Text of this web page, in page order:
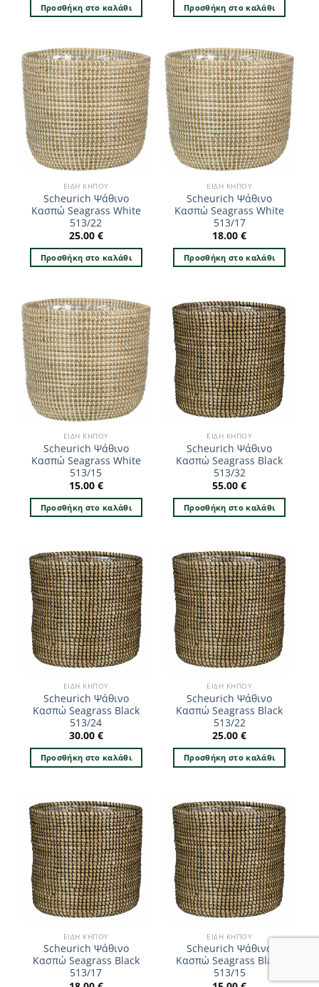
Προσθήκη στο καλάθι Προσθήκη στο καλάθι
ΕΊΔΗ ΚΉΠΟΥ
Scheurich Ψάθινο
Κασπώ Seagrass White
513/22
25.00 €
Προσθήκη στο καλάθι
ΕΊΔΗ ΚΉΠΟΥ
Scheurich Ψάθινο
Κασπώ Seagrass White
513/17
18.00€
Προσθήκη στο καλάθι
ΕΊΔΗ ΚΉΠΟΥ
Scheurich Ψάθινο
Κασπώ Seagrass White
513/15
15.00 €
Προσθήκη στο καλάθι
ΕΊΔΗ ΚΉΠΟΥ
Scheurich Ψάθινο
Κασπώ Seagrass Black
513/32
55.00€
Προσθήκη στο καλάθι
ΕΊΔΗ ΚΉΠΟΥ
Scheurich Ψάθινο
Κασπώ Seagrass Black
513/24
30.00 €
Προσθήκη στο καλάθι
ΕΊΔΗ ΚΉΠΟΥ
Scheurich Ψάθινο
Κασπώ Seagrass Black
513/22
25.00€
Προσθήκη στο καλάθι
ΕΊΔΗ ΚΉΠΟΥ
Scheurich Ψάθινο
Κασπώ Seagrass Black
513/17
ΕΊΔΗ ΚΉΠΟΥ
Scheurich Ψάθινο
Κασπώ Seagrass Black
513/15